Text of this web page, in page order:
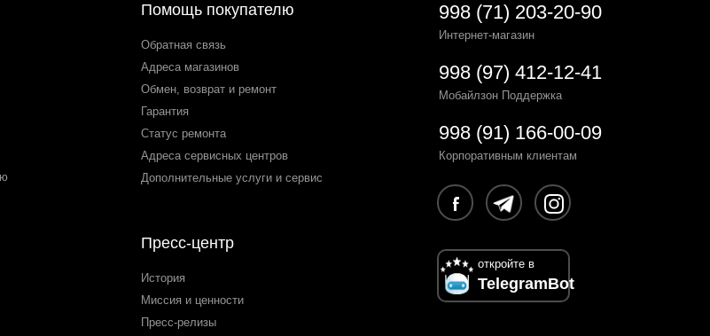
Помощь покупателю
Обратная связь
Адреса магазинов
Обмен, возврат и ремонт
Гарантия
Статус ремонта
Адреса сервисных центров
Дополнительные услуги и сервис
Пресс-центр
История
Миссия и ценности
Пресс-релизы
998 (71) 203-20-90
Интернет-магазин
998 (97) 412-12-41
Мобайлзон Поддержка
998 (91) 166-00-09
Корпоративным клиентам
откройте в
TelegramBot